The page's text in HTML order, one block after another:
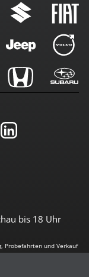
bis 18 Uhr
Probefahrten und Verkauf